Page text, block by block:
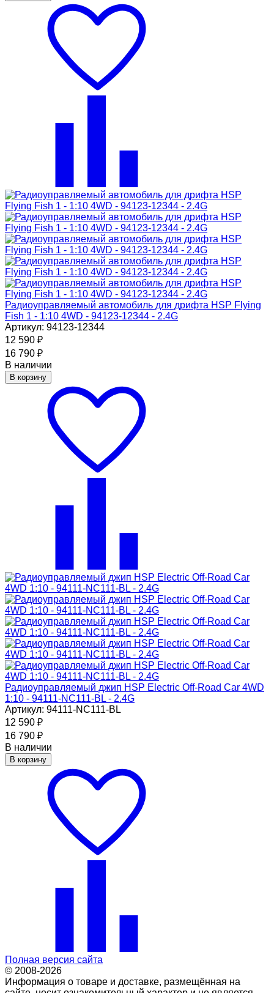
Радиоуправляемый автомобиль для дрифта HSP Flying
Fish 1 - 1:10 4WD - 94123-12344 - 2.4G
Артикул: 94123-12344
12 590 ₽
16 790 ₽
В наличии
В корзину
Радиоуправляемый джип HSP Electric Off-Road Car 4WD
1:10 - 94111-NC111-BL - 2.4G
Артикул: 94111-NC111-BL
12 590 ₽
16 790 ₽
В наличии
В корзину
Полная версия сайта
© 2008-2026
Информация о товаре и доставке, размещённая на